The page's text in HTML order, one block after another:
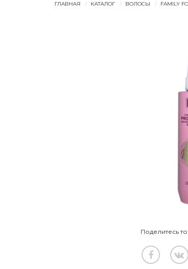
ГЛАВНАЯ КАТАЛОГ ВОЛОСЫ FAMILY
Поделитесь